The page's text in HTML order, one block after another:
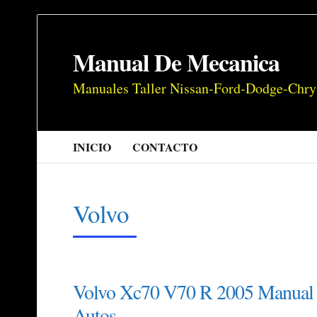
Manual De Mecanica
Manuales Taller Nissan-Ford-Dodge-
INICIO CONTACTO
Volvo
Volvo Xc70 V70 R 2005